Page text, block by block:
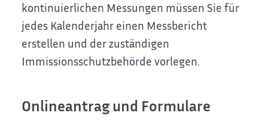
kontinuierlichen Messungen müssen Sie für
jedes Kalenderjahr einen Messbericht
erstellen und der zuständigen
Immissionsschutzbehörde vorlegen.
Onlineantrag und Formulare